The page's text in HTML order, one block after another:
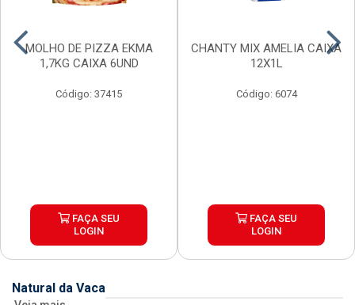
MOLHO DE PIZZA EKMA
1,7KG CAIXA 6UND
Código: 37415
FAÇA SEU
LOGIN
CHANTY MIX AMELIA CAIXA
12X1L
Código: 6074
FAÇA SEU
LOGIN
Natural da Vaca